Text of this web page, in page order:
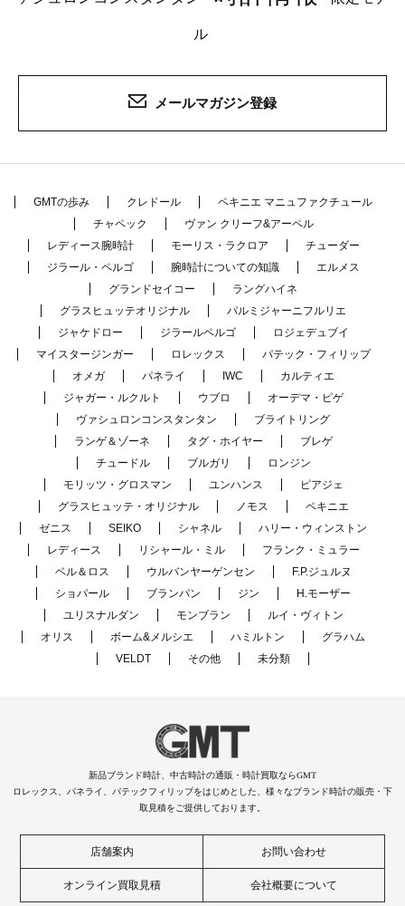
ル
メールマガジン登録
GMTの歩み クレドール
ペキニエ マニュファクチュール
チャペック
ヴァン クリーフ&アーペル
レディース腕時計
モーリス・ラクロア
チューダー
ジラール・ペルゴ
腕時計についての知識
エルメス
グランドセイコー
ラングハイネ
グラスヒュッテオリジナル
パルミジャーニフルリエ
ジャケドロー
ジラールペルゴ
ロジェデュブイ
マイスタージンガー
ロレックス
パテック・フィリップ
オメガ
パネライ IWC
カルティエ
ジャガー・ルクルト
ウブロ
オーデマ・ピゲ
ヴァシュロンコンスタンタン
ブライトリング
ランゲ＆ゾーネ
タグ・ホイヤー
ブレゲ
チュードル
ブルガリ
ロンジン
モリッツ・グロスマン
ユンハンス
ピアジェ
グラスヒュッテ・オリジナル
ノモス
ペキニエ
ゼニス
SEIKO シャネル
ハリー・ウィンストン
レディース
リシャール・ミル
フランク・ミュラー
ベル＆ロス
ウルバンヤーゲンセン
F.P.ジュルヌ
ショパール
ブランパン ジン
H.モーザー
ユリスナルダン
モンブラン
ルイ・ヴィトン
オリス
ボーム&メルシエ ハミルトン
グラハム
VELDT
その他 未分類
新品ブランド時計、中古時計の通販・時計買取ならGMT
ロレックス、パネライ、パテックフィリップをはじめとした、様々なブランド時計の販売・下
取見積をご提供しております。
店舗案内 お問い合わせ
オンライン買取見積 会社概要について